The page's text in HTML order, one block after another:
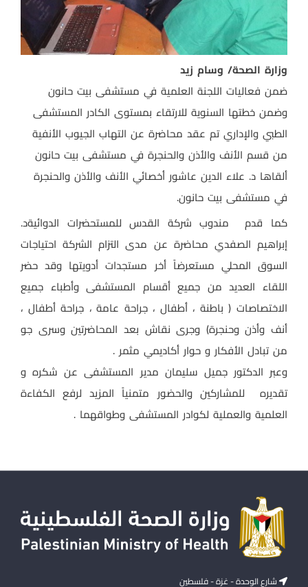
وزارة الصحة/ وسام زيد
ضمن فعاليات اللجنة العلمية في مستشفى بيت حانون
وضمن خطتها السنوية للارتقاء بمستوى الكادر المستشفى
الطبي والإداري تم عقد محاضرة عن التهاب الجيوب الأنفية
من قسم الأنف والأذن والحنجرة في مستشفى بيت حانون
ألقاها د. علاء الدين عاشور أخصائي الأنف والأذن والحنجرة
في مستشفى بيت حانون.
كما قدم مندوب شركة القدس للمستحضرات الدوائيةد.
إبراهيم الصفدي محاضرة عن مدى التزام الشركة احتياجات
السوق المحلي مستعرضاً أخر مستجدات أدويتها وقد حضر
اللقاء العديد من جميع أقسام المستشفى وأطباء جميع
الاختصاصات ( باطنة ، أطفال ، جراحة عامة ، جراحة أطفال ،
أنف وأذن وحنجرة) وجرى نقاش بعد المحاضرتين وسرى جو
من تبادل الأفكار و حوار أكاديمي مثمر .
وعبر الدكتور جميل سليمان مدير المستشفى عن شكره و
تقديره للمشاركين والحضور متمنياً المزيد لرفع الكفاءة
العلمية والعملية لكوادر المستشفى وطواقهما .
شارع الوحدة - غزة - فلسطين